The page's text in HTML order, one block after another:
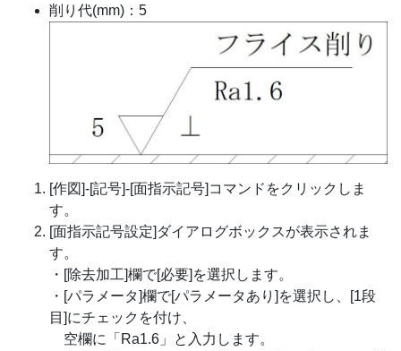
削り代(mm)：5
[作図]-[記号]-[面指示記号]コマンドをクリックしま
す。
[面指示記号設定]ダイアログボックスが表示されま
す。
・[除去加工]欄で[必要]を選択します。
・[パラメータ]欄で[パラメータあり]を選択し、[1段
目]にチェックを付け、
空欄に「Ra1.6」と入力します。